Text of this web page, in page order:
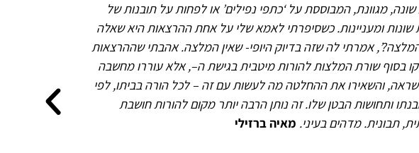
שונה, מגוונת, המבוססת על ‘כתפי נפילים’ או לפחות על תובנות של
שונות ומעניינות. כשסיפרתי לאמא שלי על אחת ההרצאות היא שאלה
אמרתי לה שזה בדיוק היופי- שאין המלצה. אהבתי שההרצאות
בסוף שורת המלצות להורות מיטבית בגישת ה–, אלא עוררו מחשבה
והשאירו את ההחלטה מה לעשות עם זה – לכל הורה בביתו, לפי
ותחושות הבטן שלו. זה נותן הרבה יותר מקום להורות חושבת
תבונית. מדהים בעיני. מאיה ברזילי